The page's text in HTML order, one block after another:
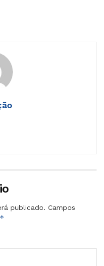
publicado. Campos
*